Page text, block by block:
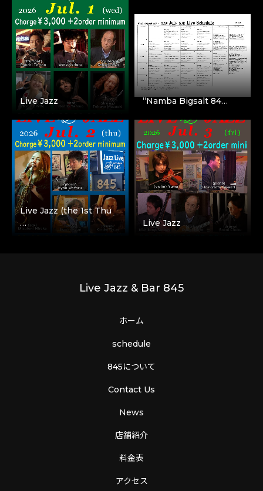
Live Jazz “Namba Bigsalt 84…
Live Jazz (the 1st Thu
…
Live Jazz
Live Jazz & Bar 845
ホーム
schedule
845について
Contact Us
News
店舗紹介
料金表
アクセス